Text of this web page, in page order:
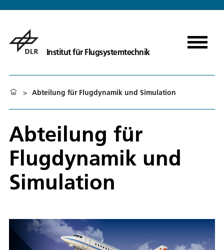
Institut für Flugsystemtechnik
> Abteilung für Flugdynamik und Simulation
Abteilung für
Flugdynamik und
Simulation